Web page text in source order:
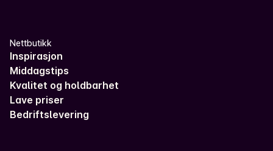
Nettbutikk
Inspirasjon
Middagstips
Kvalitet og holdbarhet
Lave priser
Bedriftslevering